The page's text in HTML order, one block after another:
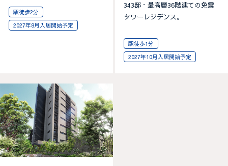
駅徒歩2分
2027年8月入居開始予定
343邸・最高層36階建ての免震
タワーレジデンス。
駅徒歩1分
2027年10月入居開始予定